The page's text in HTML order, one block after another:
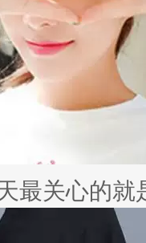
全黑服装走
的那些爆